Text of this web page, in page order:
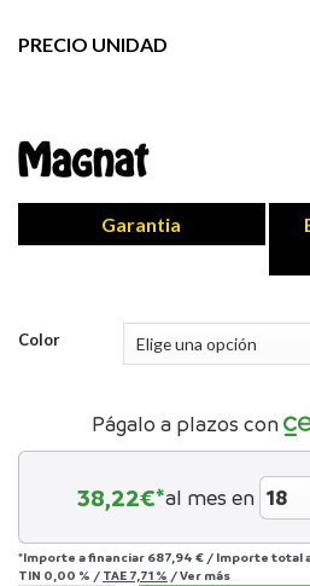
PRECIO UNIDAD
Garantia
Color
Págalo a plazos con
38,22€*al mes en
*Importe a financiar 687,94 € / Importe total
TIN 0,00 % / TAE 7,71 % /Ver más